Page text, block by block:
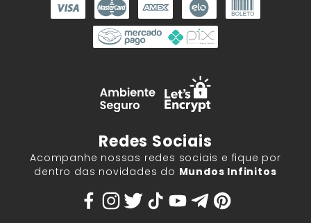
Redes Sociais
Acompanhe nossas redes sociais e fique por
dentro das novidades do Mundos Infinitos